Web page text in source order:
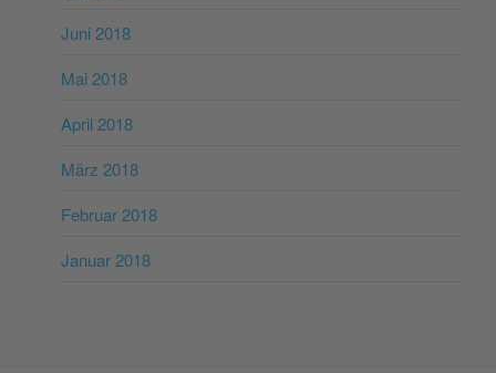
Juni 2018
Mai 2018
April 2018
März 2018
Februar 2018
Januar 2018